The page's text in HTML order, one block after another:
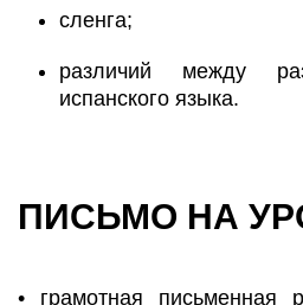
сленга;
различий между
испанского языка.
ПИСЬМО НА
• грамотная письменная